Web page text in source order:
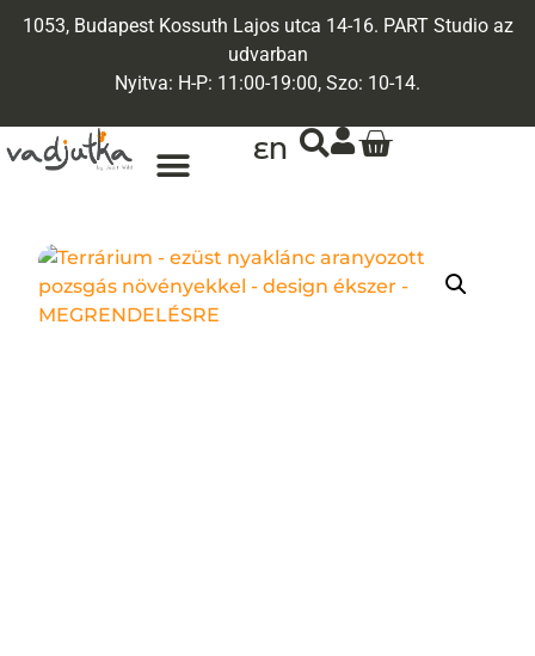
1053, Budapest Kossuth Lajos utca 14-16. PART Studio az
udvarban
Nyitva: H-P: 11:00-19:00, Szo: 10-14.
EN